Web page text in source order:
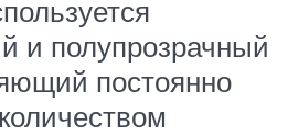
и полупрозрачный
постоянно